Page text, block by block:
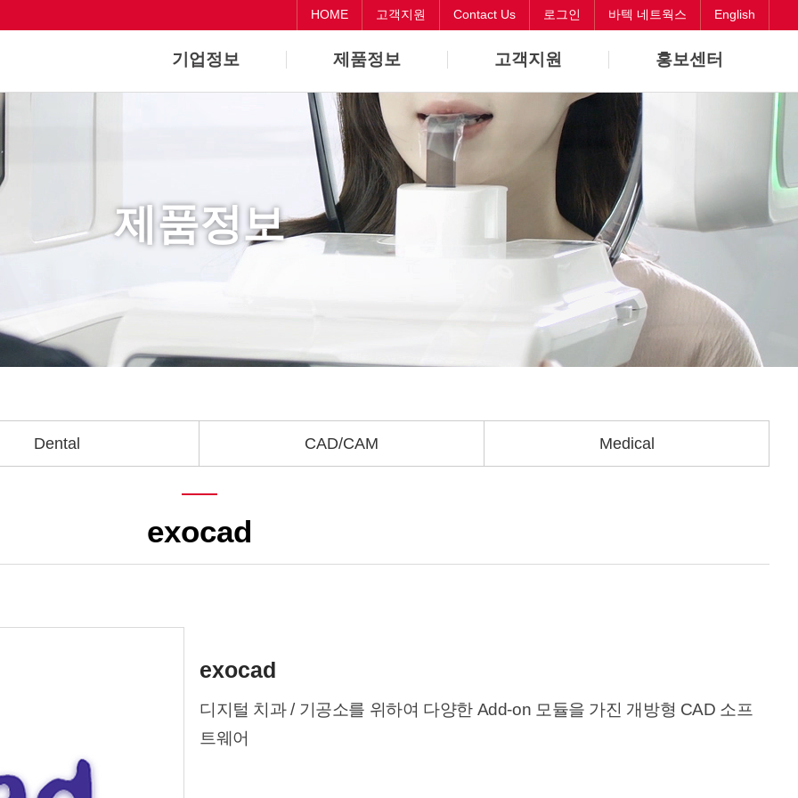
HOME 고객지원 Contact Us 로그인 바텍 네트웍스 English
기업정보 제품정보
Dental
CAD/CAM
Medical
고객지원
원격지원
Contact Us
홍보센터
오시는길
제품정보
Dental CAD/CAM Medical
exocad
exocad
디지털 치과 / 기공소를 위하여 다양한 Add-on 모듈을 가진 개방형 CAD 소프
트웨어